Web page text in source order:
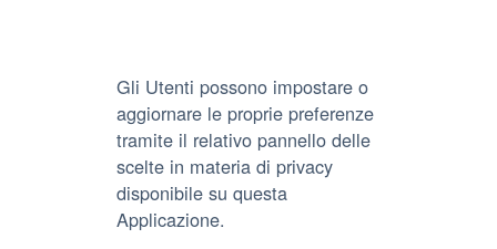
Gli Utenti possono impostare o
aggiornare le proprie preferenze
tramite il relativo pannello delle
scelte in materia di privacy
disponibile su questa
Applicazione.